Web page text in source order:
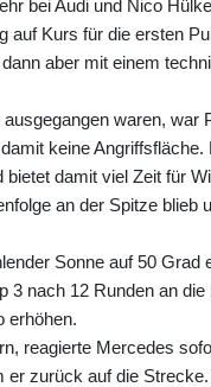
bei Audi und Nico
auf Kurs für die ersten
aber mit einem
waren, war
keine
damit viel Zeit für
an der Spitze
Sonne auf 50
3 nach 12 Runden an
erhöhen.
reagierte Mercedes
zurück auf die